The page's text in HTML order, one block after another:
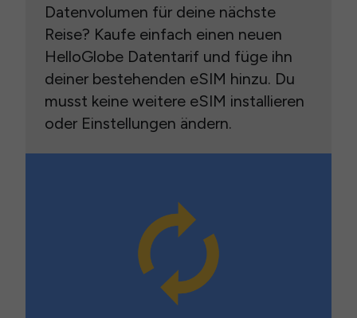
Datenvolumen für deine nächste
Reise? Kaufe einfach einen neuen
HelloGlobe Datentarif und füge ihn
deiner bestehenden eSIM hinzu. Du
musst keine weitere eSIM installieren
oder Einstellungen ändern.